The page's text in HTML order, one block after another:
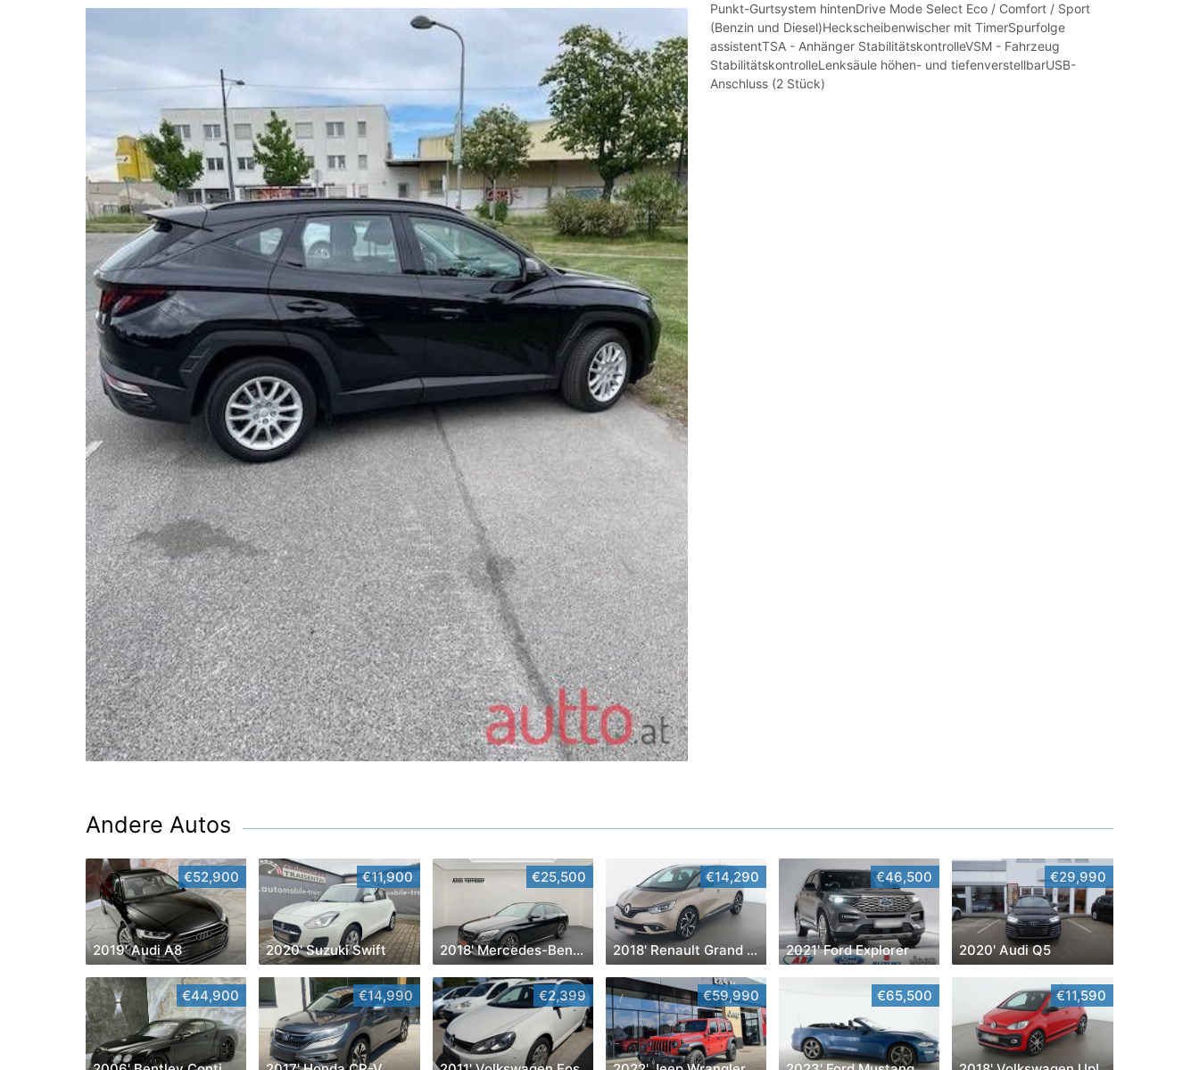
Punkt-Gurtsystem hintenDrive Mode Select Eco / Comfort / Sport
(Benzin und Diesel)Heckscheibenwischer mit TimerSpurfolge
assistentTSA - Anhänger StabilitätskontrolleVSM - Fahrzeug
StabilitätskontrolleLenksäule höhen- und tiefenverstellbarUSB-
Anschluss (2 Stück)
Andere Autos
€52,900
2019' Audi A8
€11,900
2020' Suzuki Swift
€25,500
2018' Mercedes-Benz C-Klasse
€14,290
2018' Renault Grand Scenic
€46,500
2021' Ford Explorer
€29,990
2020' Audi Q5
€44,900 €14,990 €2,399 €59,990 €65,500 €11,590